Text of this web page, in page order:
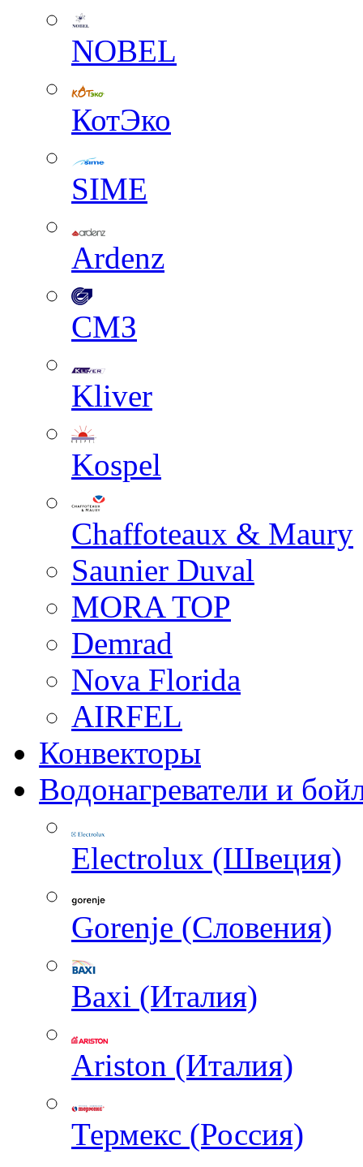
NOBEL
КотЭко
SIME
Ardenz
СМЗ
Kliver
Kospel
Chaffoteaux & Maury
Saunier Duval
MORA TOP
Demrad
Nova Florida
AIRFEL
Конвекторы
Водонагреватели и
Electrolux (Швеция)
Gorenje (Словения)
Baxi (Италия)
Ariston (Италия)
Термекс (Россия)